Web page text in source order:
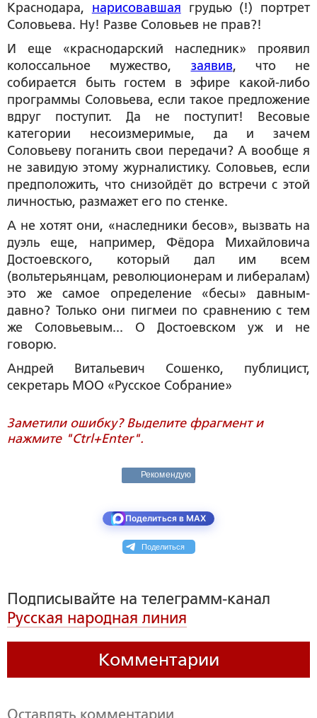
Краснодара, нарисовавшая грудью (!) портрет
Соловьева. Ну! Разве Соловьев не прав?!
И еще «краснодарский наследник» проявил
колоссальное мужество, заявив, что не
собирается быть гостем в эфире какой-либо
программы Соловьева, если такое предложение
вдруг поступит. Да не поступит! Весовые
категории несоизмеримые, да и зачем
Соловьеву поганить свои передачи? А вообще я
не завидую этому журналистику. Соловьев, если
предположить, что снизойдёт до встречи с этой
личностью, размажет его по стенке.
А не хотят они, «наследники бесов», вызвать на
дуэль еще, например, Фёдора Михайловича
Достоевского, который дал им всем
(вольтерьянцам, революционерам и либералам)
это же самое определение «бесы» давным-
давно? Только они пигмеи по сравнению с тем
же Соловьевым... О Достоевском уж и не
говорю.
Андрей Витальевич Сошенко, публицист,
секретарь МОО «Русское Собрание»
Заметили ошибку? Выделите фрагмент и
нажмите "Ctrl+Enter".
Рекомендую
Поделиться в MAX
Поделиться
Подписывайте на телеграмм-канал
Русская народная линия
Комментарии
Оставлять комментарии